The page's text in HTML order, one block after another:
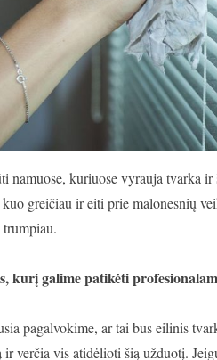
namuose, kuriuose vyrauja tvarka
greičiau ir eiti prie malonesnių
kurį galime patikėti
pagalvokime, ar tai bus eilinis
ir verčia vis atidėlioti šią užduotį.